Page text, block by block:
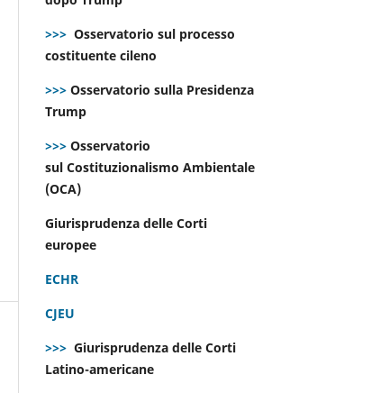
>>> Osservatorio sul processo
costituente cileno
>>> Osservatorio sulla Presidenza
Trump
>>> Osservatorio
sul Costituzionalismo Ambientale
(OCA)
Giurisprudenza delle Corti
europee
ECHR
CJEU
>>> Giurisprudenza delle Corti
Latino-americane